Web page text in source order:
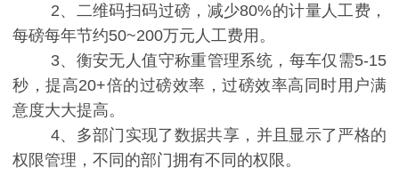
2、二维码扫码过磅，减少80%的计量人工费，
每磅每年节约50~200万元人工费用。
3、衡安无人值守称重管理系统，每车仅需5-15
秒，提高20+倍的过磅效率，过磅效率高同时用户满
意度大大提高。
4、多部门实现了数据共享，并且显示了严格的
权限管理，不同的部门拥有不同的权限。